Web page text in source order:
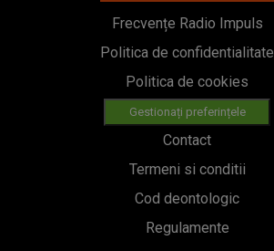
Frecvențe Radio Impuls
Politica de confidentialitate
Politica de cookies
Gestionați preferințele
Contact
Termeni si conditii
Cod deontologic
Regulamente